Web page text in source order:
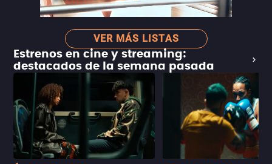
VER MÁS LISTAS
Estrenos en cine y streaming:
destacados de la semana pasada